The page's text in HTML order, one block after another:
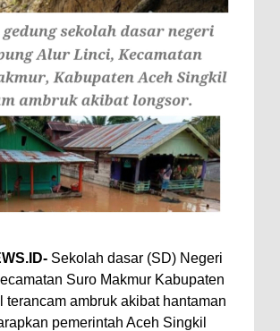
Sekolah dasar (SD) Negeri
Suro Makmur Kabupaten
terancam ambruk akibat hantaman
pemerintah Aceh Singkil